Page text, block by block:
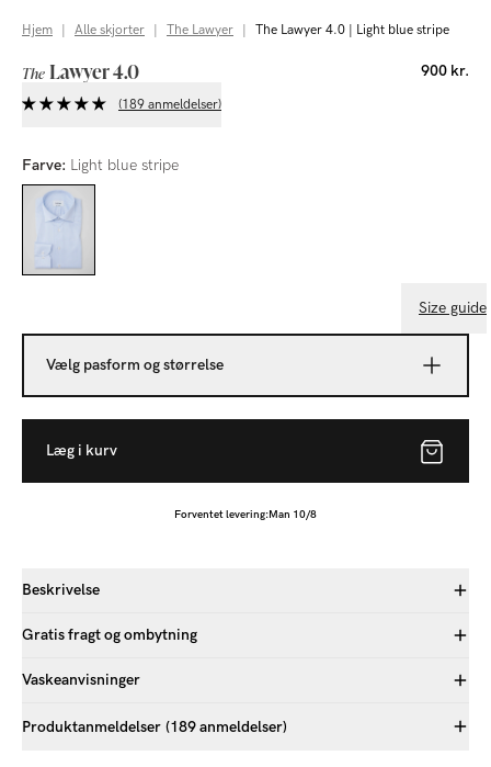
Hjem Alle skjorter The Lawyer The Lawyer 4.0 | Light blue stripe
The Lawyer 4.0 900 kr.
(189 anmeldelser)
Farve: Light blue stripe
Size guide
Vælg pasform og størrelse
Læg i kurv
Forventet levering:Man 10/8
Beskrivelse
Gratis fragt og ombytning
Vaskeanvisninger
Produktanmeldelser (189 anmeldelser)